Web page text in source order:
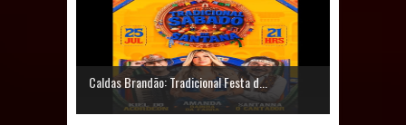
Caldas Brandão: IPMCB responde
questionamentos da vereadora
Rosângela e afirma que
Caldas Brandão: Tradicional Festa d...